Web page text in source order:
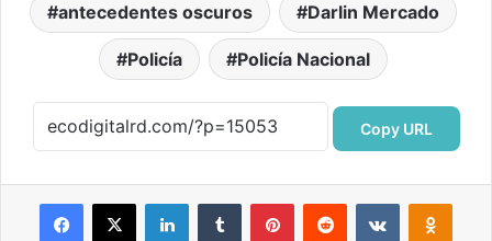
antecedentes oscuros Darlin Mercado
Policía Policía Nacional
Copy URL
Facebook
X LinkedInTumblr PinterestReddit VKontakte